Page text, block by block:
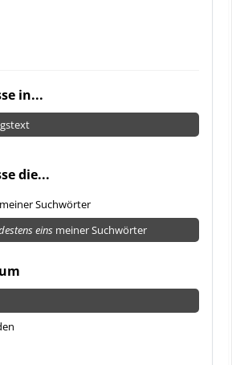
in...
die...
meiner Suchwörter
eins meiner Suchwörter